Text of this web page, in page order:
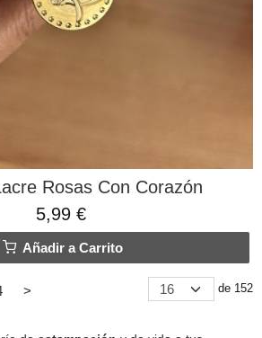
Rosas Con Corazón
5,99 €
Añadir a Carrito
> de 152